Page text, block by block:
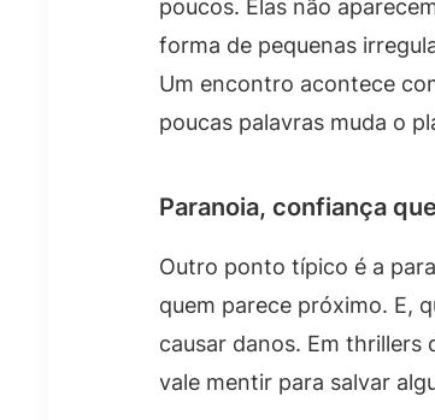
poucos. Elas não
forma de pequenas
Um encontro acontece
poucas palavras muda o
Paranoia, confiança
Outro ponto típico é a
quem parece próximo. E,
causar danos. Em thrillers
vale mentir para salvar